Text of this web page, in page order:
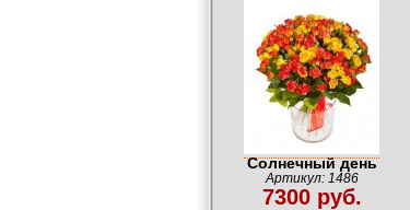
Солнечный день
Артикул: 1486
7300 руб.